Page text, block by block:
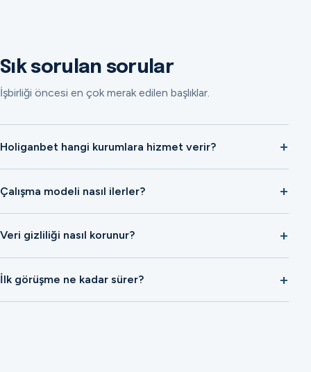
Sık sorulan sorular
İşbirliği öncesi en çok merak edilen başlıklar.
Holiganbet hangi kurumlara hizmet verir?
Çalışma modeli nasıl ilerler?
Veri gizliliği nasıl korunur?
İlk görüşme ne kadar sürer?